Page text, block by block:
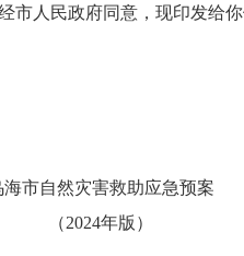
人民政府同意，现印发给你
自然灾害救助应急预案
（2024年版）